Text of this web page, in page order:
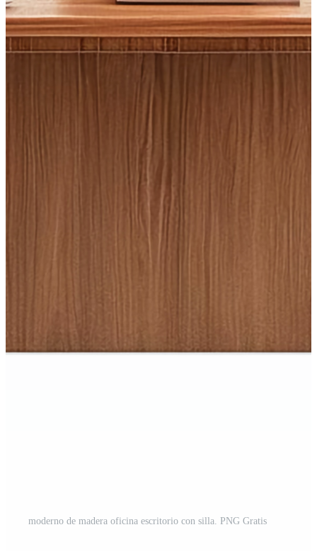
moderno de madera oficina escritorio con silla. PNG Gratis